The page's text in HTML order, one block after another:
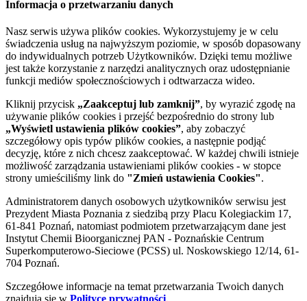
Informacja o przetwarzaniu danych
Nasz serwis używa plików cookies. Wykorzystujemy je w celu
świadczenia usług na najwyższym poziomie, w sposób dopasowany
do indywidualnych potrzeb Użytkowników. Dzięki temu możliwe
jest także korzystanie z narzędzi analitycznych oraz udostępnianie
funkcji mediów społecznościowych i odtwarzacza wideo.
Kliknij przycisk „Zaakceptuj lub zamknij”, by wyrazić zgodę na
używanie plików cookies i przejść bezpośrednio do strony lub
„Wyświetl ustawienia plików cookies”, aby zobaczyć
szczegółowy opis typów plików cookies, a następnie podjąć
decyzję, które z nich chcesz zaakceptować. W każdej chwili istnieje
możliwość zarządzania ustawieniami plików cookies - w stopce
strony umieściliśmy link do "Zmień ustawienia Cookies".
Administratorem danych osobowych użytkowników serwisu jest
Prezydent Miasta Poznania z siedzibą przy Placu Kolegiackim 17,
61-841 Poznań, natomiast podmiotem przetwarzającym dane jest
Instytut Chemii Bioorganicznej PAN - Poznańskie Centrum
Superkomputerowo-Sieciowe (PCSS) ul. Noskowskiego 12/14, 61-
704 Poznań.
Szczegółowe informacje na temat przetwarzania Twoich danych